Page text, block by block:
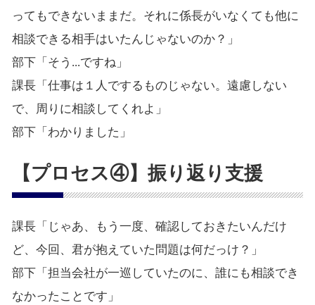
ってもできないままだ。それに係長がいなくても他に
相談できる相手はいたんじゃないのか？」
部下「そう...ですね」
課長「仕事は１人でするものじゃない。遠慮しない
で、周りに相談してくれよ」
部下「わかりました」
【プロセス④】振り返り支援
課長「じゃあ、もう一度、確認しておきたいんだけ
ど、今回、君が抱えていた問題は何だっけ？」
部下「担当会社が一巡していたのに、誰にも相談でき
なかったことです」